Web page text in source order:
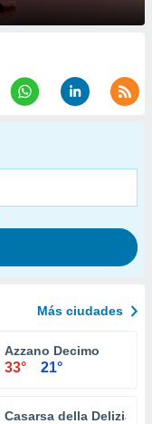
Más ciudades
Azzano Decimo
33° 21°
Casarsa della Delizia